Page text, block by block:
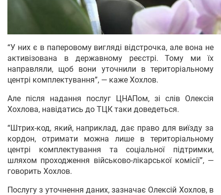
“У них є в паперовому вигляді відстрочка, але вона не
активізована в державному реєстрі. Тому ми їх
направляли, щоб вони уточнили в територіальному
центрі комплектування”, — каже Хохлов.
Але після надання послуг ЦНАПом, зі слів Олексія
Хохлова, навідатись до ТЦК таки доведеться.
“Штрих-код, який, наприклад, дає право для виїзду за
кордон, отримати можна лише в територіальному
центрі комплектування та соціальної підтримки,
шляхом проходження військово-лікарської комісії”, —
говорить Хохлов.
Послугу з уточнення даних, зазначає Олексій Хохлов, в